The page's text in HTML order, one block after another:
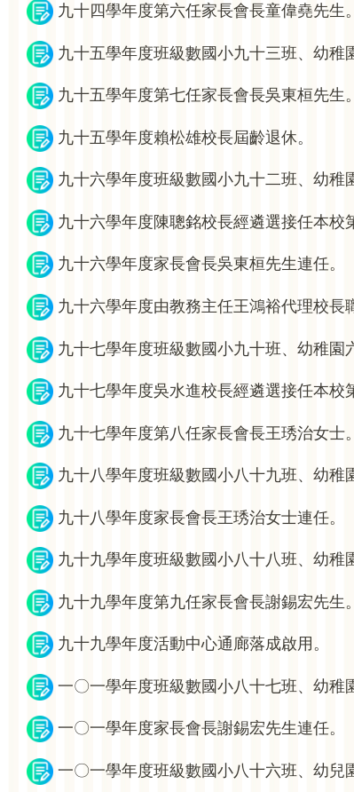
九十四學年度第六任家長會長童偉堯先生。
九十五學年度班級數國小九十三班、幼稚
九十五學年度第七任家長會長吳東桓先生。
九十五學年度賴松雄校長屆齡退休。
九十六學年度班級數國小九十二班、幼稚
九十六學年度陳聰銘校長經遴選接任本校
九十六學年度家長會長吳東桓先生連任。
九十六學年度由教務主任王鴻裕代理校長
九十七學年度班級數國小九十班、幼稚園
九十七學年度吳水進校長經遴選接任本校
九十七學年度第八任家長會長王琇治女士。
九十八學年度班級數國小八十九班、幼稚
九十八學年度家長會長王琇治女士連任。
九十九學年度班級數國小八十八班、幼稚
九十九學年度第九任家長會長謝錫宏先生。
九十九學年度活動中心通廊落成啟用。
一〇一學年度班級數國小八十七班、幼稚
一〇一學年度家長會長謝錫宏先生連任。
一〇一學年度班級數國小八十六班、幼兒